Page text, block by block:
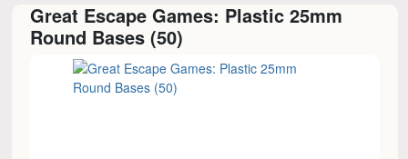
Great Escape Games: Plastic 25mm
Round Bases (50)